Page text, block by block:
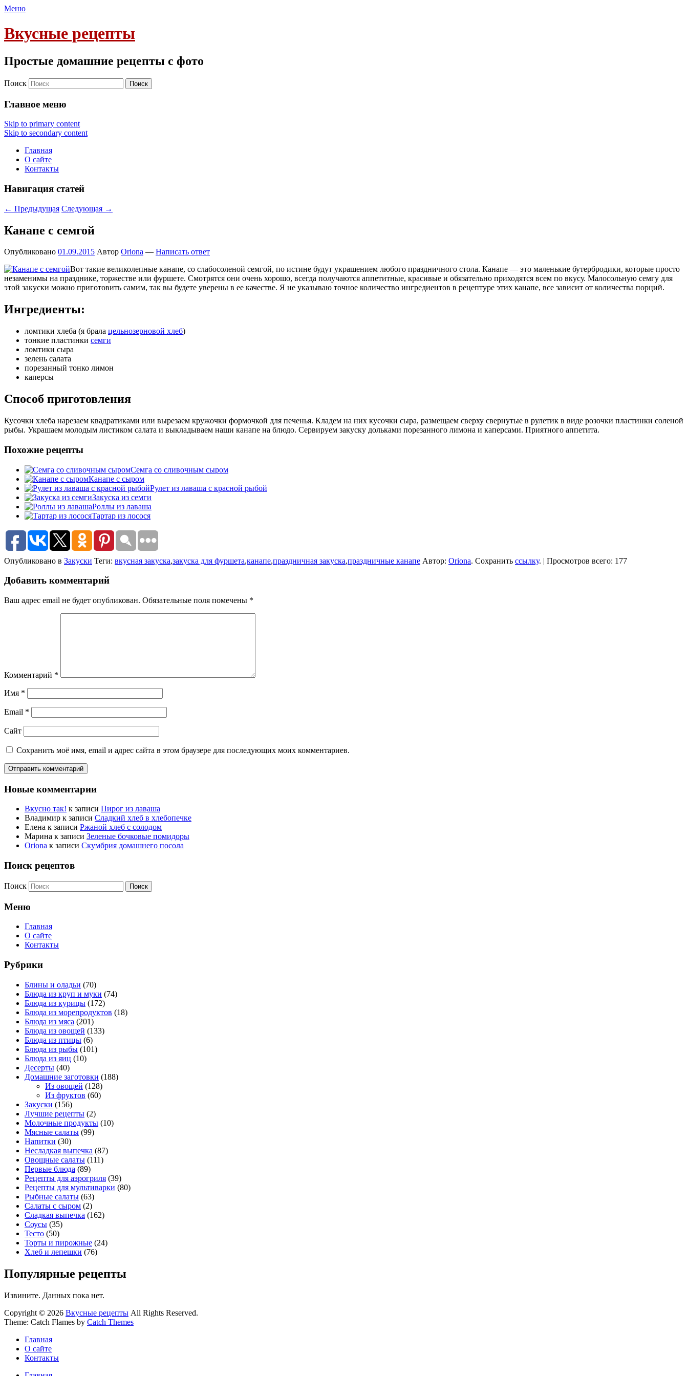
Меню
Вкусные рецепты
Простые домашние рецепты с фото
Поиск
Главное меню
Skip to primary content
Skip to secondary content
Главная
О сайте
Контакты
Навигация статей
← Предыдущая Следующая →
Канапе с семгой
Опубликовано 01.09.2015 Автор Oriona — Написать ответ
Вот такие великолепные канапе, со слабосоленой семгой, по истине будут украшением любого праздничного стола. Канапе — это маленькие бутербродики, которые просто
незаменимы на празднике, торжестве или фуршете. Смотрятся они очень хорошо, всегда получаются аппетитные, красивые и обязательно приходятся всем по вкусу. Малосольную семгу для
этой закуски можно приготовить самим, так вы будете уверены в ее качестве. Я не указываю точное количество ингредиентов в рецептуре этих канапе, все зависит от количества порций.
Ингредиенты:
ломтики хлеба (я брала цельнозерновой хлеб)
тонкие пластинки семги
ломтики сыра
зелень салата
порезанный тонко лимон
каперсы
Способ приготовления
Кусочки хлеба нарезаем квадратиками или вырезаем кружочки формочкой для печенья. Кладем на них кусочки сыра, размещаем сверху свернутые в рулетик в виде розочки пластинки соленой
рыбы. Украшаем молодым листиком салата и выкладываем наши канапе на блюдо. Сервируем закуску дольками порезанного лимона и каперсами. Приятного аппетита.
Похожие рецепты
Семга со сливочным сыром
Канапе с сыром
Рулет из лаваша с красной рыбой
Закуска из семги
Роллы из лаваша
Тартар из лосося
Опубликовано в Закуски Теги: вкусная закуска,закуска для фуршета,канапе,праздничная закуска,праздничные канапе Автор: Oriona. Сохранить ссылку. | Просмотров всего: 177
Добавить комментарий
Ваш адрес email не будет опубликован. Обязательные поля помечены *
Комментарий *
Имя *
Email *
Сайт
Сохранить моё имя, email и адрес сайта в этом браузере для последующих моих комментариев.
Новые комментарии
Вкусно так! к записи Пирог из лаваша
Владимир к записи Сладкий хлеб в хлебопечке
Елена к записи Ржаной хлеб с солодом
Марина к записи Зеленые бочковые помидоры
Oriona к записи Скумбрия домашнего посола
Поиск рецептов
Поиск
Меню
Главная
О сайте
Контакты
Рубрики
Блины и оладьи (70)
Блюда из круп и муки (74)
Блюда из курицы (172)
Блюда из морепродуктов (18)
Блюда из мяса (201)
Блюда из овощей (133)
Блюда из птицы (6)
Блюда из рыбы (101)
Блюда из яиц (10)
Десерты (40)
Домашние заготовки (188)
Из овощей (128)
Из фруктов (60)
Закуски (156)
Лучшие рецепты (2)
Молочные продукты (10)
Мясные салаты (99)
Напитки (30)
Несладкая выпечка (87)
Овощные салаты (111)
Первые блюда (89)
Рецепты для аэрогриля (39)
Рецепты для мультиварки (80)
Рыбные салаты (63)
Салаты с сыром (2)
Сладкая выпечка (162)
Соусы (35)
Тесто (50)
Торты и пирожные (24)
Хлеб и лепешки (76)
Популярные рецепты
Извините. Данных пока нет.
Copyright © 2026 Вкусные рецепты All Rights Reserved.
Theme: Catch Flames by Catch Themes
Главная
О сайте
Контакты